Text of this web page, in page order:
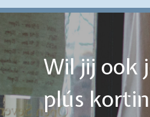
Wil jij ook
plús